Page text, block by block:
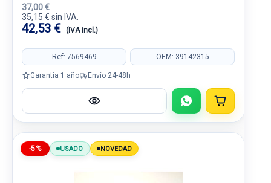
37,00 €
35,15 € sin IVA.
42,53 € (IVA incl.)
Ref: 7569469 OEM: 39142315
Garantía 1 año Envío 24-48h
-5% USADO NOVEDAD